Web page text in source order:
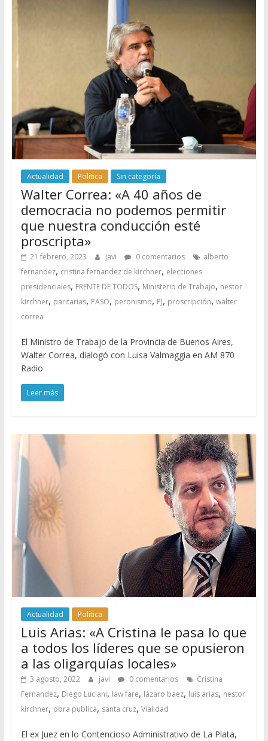
Actualidad Política Sin categoría
Walter Correa: «A 40 años de
democracia no podemos permitir
que nuestra conducción esté
proscripta»
21 febrero, 2023 javi 0 comentarios
alberto
fernandez, cristina fernandez de kirchner, elecciones
presidenciales, FRENTE DE TODOS, Ministerio de Trabajo, nestor
kirchner, paritarias, PASO, peronismo, PJ, proscripción, walter
correa
El Ministro de Trabajo de la Provincia de Buenos Aires,
Walter Correa, dialogó con Luisa Valmaggia en AM 870
Radio
Leer más
Actualidad Política
Luis Arias: «A Cristina le pasa lo que
a todos los líderes que se opusieron
a las oligarquías locales»
3 agosto, 2022 javi 0 comentarios
Cristina
Fernandez, Diego Luciani, law fare, lázaro baez, luis arias, nestor
kirchner, obra publica, santa cruz, Vialidad
El ex Juez en lo Contencioso Administrativo de La Plata,